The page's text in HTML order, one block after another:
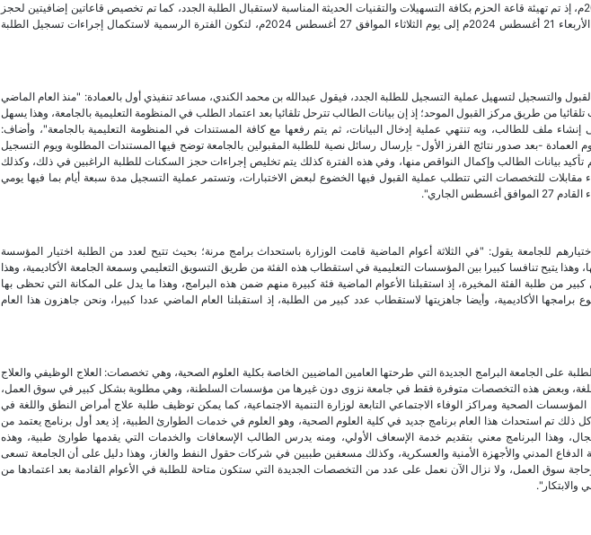
الأول للعام الأكاديمي 2024-2025م، إذ تم تهيئة قاعة الحزم بكافة التسهيلات والتقنيات الحديثة المناسبة لاستقبال الطلبة الجدد، كما تم تخصيص قاعاتين إضافيتين لحجز
السكنات، وحُدِدت الفترة من يوم الأربعاء 21 أغسطس 2024م إلى يوم الثلاثاء الموافق 27 أغسطس 2024م، لتكون الفترة الرسمية لاستكمال إجراءات تسجيل الطلبة
القبول والتسجيل لتسهيل عملية التسجيل للطلبة الجدد، فيقول عبدالله بن محمد الكندي، مساعد تنفيذي أول بالعمادة: "منذ العام الماضي
تلقائيا من طريق مركز القبول الموحد؛ إذ إن بيانات الطالب تترحل تلقائيا بعد اعتماد الطلب في المنظومة التعليمية بالجامعة، وهذا يسهل
إنشاء ملف للطالب، وبه تنتهي عملية إدخال البيانات، ثم يتم رفعها مع كافة المستندات في المنظومة التعليمية بالجامعة"، وأضاف:
العمادة -بعد صدور نتائج الفرز الأول- بإرسال رسائل نصية للطلبة المقبولين بالجامعة توضح فيها المستندات المطلوبة ويوم التسجيل
بيانات الطالب وإكمال النواقص منها، وفي هذه الفترة كذلك يتم تخليص إجراءات حجز السكنات للطلبة الراغبين في ذلك، وكذلك
مقابلات للتخصصات التي تتطلب عملية القبول فيها الخضوع لبعض الاختبارات، وتستمر عملية التسجيل مدة سبعة أيام بما فيها يومي
الجاري".
للجامعة يقول: "في الثلاثة أعوام الماضية قامت الوزارة باستحداث برامج مرنة؛ بحيث تتيح لعدد من الطلبة اختيار المؤسسة
وهذا يتيح تنافسا كبيرا بين المؤسسات التعليمية في استقطاب هذه الفئة من طريق التسويق التعليمي وسمعة الجامعة الأكاديمية، وهذا
من طلبة الفئة المخيرة، إذ استقبلنا الأعوام الماضية فئة كبيرة منهم ضمن هذه البرامج، وهذا ما يدل على المكانة التي تحظى بها
برامجها الأكاديمية، وأيضا جاهزيتها لاستقطاب عدد كبير من الطلبة، إذ استقبلنا العام الماضي عددا كبيرا، ونحن جاهزون هذا العام
على الجامعة البرامج الجديدة التي طرحتها العامين الماضيين الخاصة بكلية العلوم الصحية، وهي تخصصات: العلاج الوظيفي والعلاج
وبعض هذه التخصصات متوفرة فقط في جامعة نزوى دون غيرها من مؤسسات السلطنة، وهي مطلوبة بشكل كبير في سوق العمل،
الصحية ومراكز الوفاء الاجتماعي التابعة لوزارة التنمية الاجتماعية، كما يمكن توظيف طلبة علاج أمراض النطق واللغة في
كل ذلك تم استحداث هذا العام برنامج جديد في كلية العلوم الصحية، وهو العلوم في خدمات الطوارئ الطبية، إذ يعد أول برنامج يعتمد من
وهذا البرنامج معني بتقديم خدمة الإسعاف الأولي، ومنه يدرس الطالب الإسعافات والخدمات التي يقدمها طوارئ طبية، وهذه
المدني والأجهزة الأمنية والعسكرية، وكذلك مسعفين طبيين في شركات حقول النفط والغاز، وهذا دليل على أن الجامعة تسعى
سوق العمل، ولا نزال الآن نعمل على عدد من التخصصات الجديدة التي ستكون متاحة للطلبة في الأعوام القادمة بعد اعتمادها من
والابتكار".